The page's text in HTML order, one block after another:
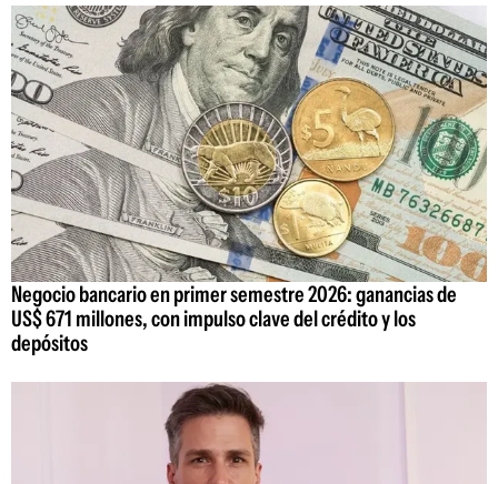
Negocio bancario en primer semestre 2026: ganancias de
US$ 671 millones, con impulso clave del crédito y los
depósitos